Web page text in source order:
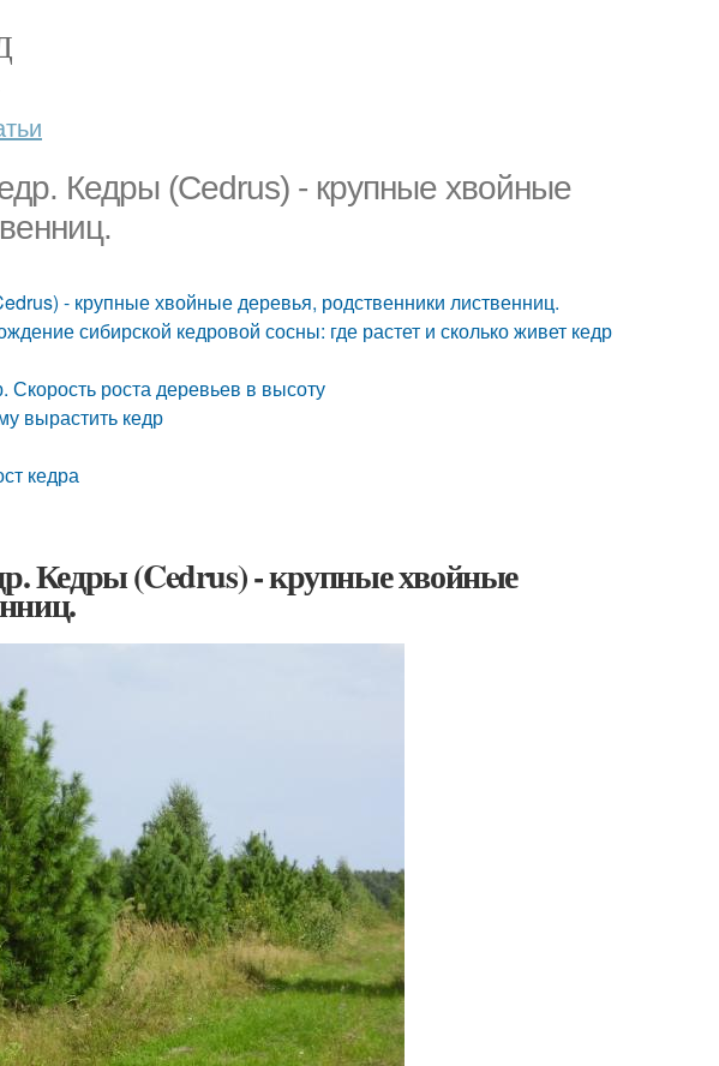
Кедры (Cedrus) - крупные хвойные
- крупные хвойные деревья, родственники лиственниц.
сибирской кедровой сосны: где растет и сколько живет кедр
Скорость роста деревьев в высоту
вырастить кедр
кедра
Кедры (Cedrus) - крупные хвойные